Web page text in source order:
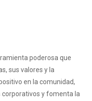
poderosa que
sus valores y la
en la comunidad,
y fomenta la